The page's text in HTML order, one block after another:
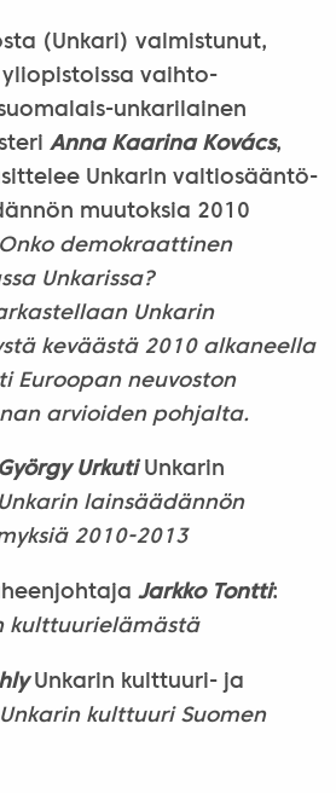
(Unkari) valmistunut,
yliopistoissa vaihto-
unkarilainen
Anna Kaarina Kovács,
Unkarin valtiosääntö-
muutoksia 2010
Onko demokraattinen
Unkarissa?
Unkarin
keväästä 2010 alkaneella
Euroopan neuvoston
arvioiden pohjalta.
György UrkutiUnkarin
Unkarin lainsäädännön
2010-2013
Jarkko Tontti:
kulttuurielämästä
Unkarin kulttuuri- ja
Unkarin kulttuuri Suomen